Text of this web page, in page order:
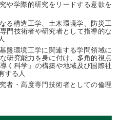
や学際的研究をリードする意欲を
る構造工学、土木環境学、防災工
門技術者や研究者として指導的な
盤環境工学に関連する学問領域に
研究能力を身に付け、多角的視点
く科学」の構築や地域及び国際社
する人
者・高度専門技術者としての倫理